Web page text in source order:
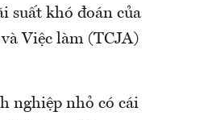
suất khó đoán của
Việc làm (TCJA)
nghiệp nhỏ có cái